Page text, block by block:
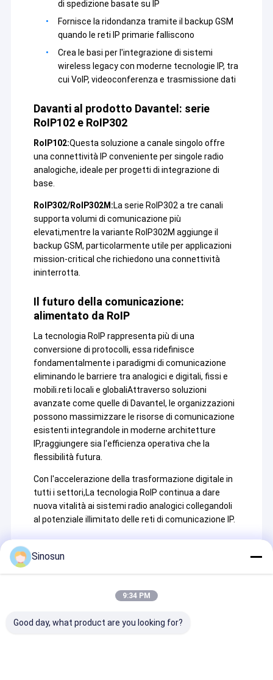
Radio della rete a maglia
Data Link/HD Video/Reti wireless industriali
Trasmissione dei dati senza fili
di spedizione basate su IP
Fornisce la ridondanza tramite il backup GSM
quando le reti IP primarie falliscono
Crea le basi per l'integrazione di sistemi
wireless legacy con moderne tecnologie IP, tra
cui VoIP, videoconferenza e trasmissione dati
Davanti al prodotto Davantel: serie
RoIP102 e RoIP302
RoIP102:Questa soluzione a canale singolo offre
una connettività IP conveniente per singole radio
analogiche, ideale per progetti di integrazione di
base.
RoIP302/RoIP302M:La serie RoIP302 a tre canali
supporta volumi di comunicazione più
elevati,mentre la variante RoIP302M aggiunge il
backup GSM, particolarmente utile per applicazioni
mission-critical che richiedono una connettività
ininterrotta.
Il futuro della comunicazione:
alimentato da RoIP
La tecnologia RoIP rappresenta più di una
conversione di protocolli, essa ridefinisce
fondamentalmente i paradigmi di comunicazione
eliminando le barriere tra analogici e digitali, fissi e
mobili.reti locali e globaliAttraverso soluzioni
avanzate come quelle di Davantel, le organizzazioni
possono massimizzare le risorse di comunicazione
esistenti integrandole in moderne architetture
IP,raggiungere sia l'efficienza operativa che la
flessibilità futura.
Con l'accelerazione della trasformazione digitale in
tutti i settori,La tecnologia RoIP continua a dare
nuova vitalità ai sistemi radio analogici collegandoli
al potenziale illimitato delle reti di comunicazione IP.
I/O remoto wireless industriale, ricevitore di dati e
voce mobile portatile, amplificatore di potenza RF
bidirezionale,codificatore-decodificatore vocale,
connessione complessa di porte multi-seriale, modulo
di codifica indirizzi punto-multi-punto e altri prodotti
di serie ampiamente utilizzati nel settore
petrolio/gas, acqua/elettricità,rete
illuminazione stradale/terremoto/meteo/protezione
dell'ambiente, controllo dell'acquisizione dei dati e
GPS, geodesia, finanza, metallurgia/industria chimica
e automazione del controllo dei processi
industriali,reti Ethernet industriali senza fili,
trasmissione video a lunga distanza, droni/nave senza
equipaggio/veicolo senza equipaggio e il
collegamento wireless multi-path che il robot
controlla.
Sinosun
9:34 PM
Good day, what product are you looking for?